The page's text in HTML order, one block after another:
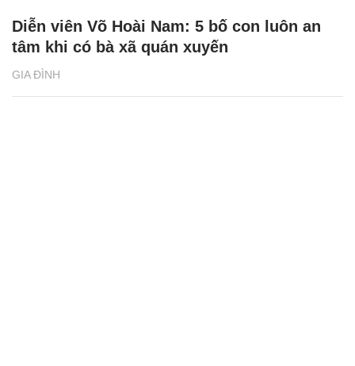
GIA ĐÌNH
Diễn viên Võ Hoài Nam: 5 bố con luôn an
tâm khi có bà xã quán xuyến